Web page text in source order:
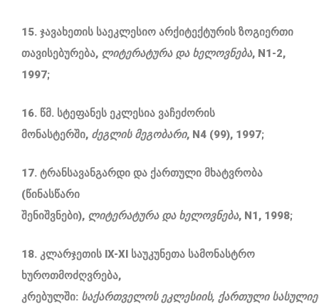
15. ჯავახეთის საეკლესიო არქიტექტურის ზოგიერთი
თავისებურება, ლიტერატურა და ხელოვნება, N1-2,
1997;
16. წმ. სტეფანეს ეკლესია ვაჩეძორის
მონასტერში, ძეგლის მეგობარი, N4 (99), 1997;
17. ტრანსავანგარდი და ქართული მხატვრობა
(წინასწარი
შენიშვნები), ლიტერატურა და ხელოვნება, N1, 1998;
18. კლარჯეთის IX-XI საუკუნეთა სამონასტრო
ხუროთმოძღვრება,
კრებულში: საქართველოს ეკლესიის, ქართული